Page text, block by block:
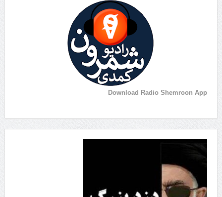
Download Radio Shemroon App